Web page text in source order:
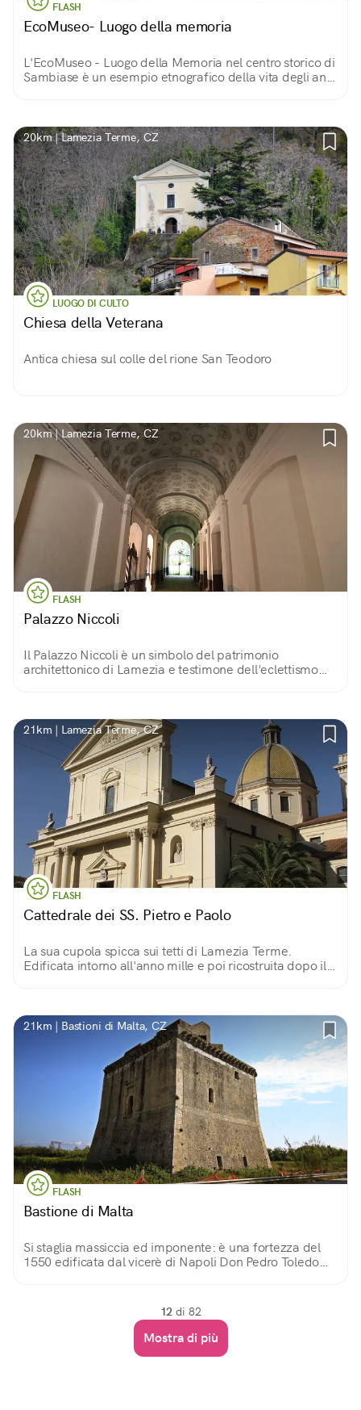
FLASH
EcoMuseo- Luogo della memoria
L'EcoMuseo - Luogo della Memoria nel centro storico di
Sambiase è un esempio etnografico della vita degli anni
20km | Lamezia Terme, CZ
LUOGO DI CULTO
Chiesa della Veterana
Antica chiesa sul colle del rione San Teodoro
20km | Lamezia Terme, CZ
FLASH
Palazzo Niccoli
Il Palazzo Niccoli è un simbolo del patrimonio
architettonico di Lamezia e testimone dell'eclettismo
21km | Lamezia Terme, CZ
FLASH
Cattedrale dei SS. Pietro e Paolo
La sua cupola spicca sui tetti di Lamezia Terme.
Edificata intorno all'anno mille e poi ricostruita dopo il
21km | Bastioni di Malta, CZ
FLASH
Bastione di Malta
Si staglia massiccia ed imponente: è una fortezza del
1550 edificata dal vicerè di Napoli Don Pedro Toledo
12 di 82
Mostra di più